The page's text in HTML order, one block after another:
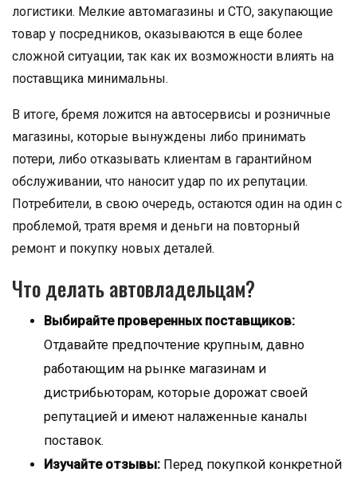
логистики. Мелкие автомагазины и СТО, закупающие
товар у посредников, оказываются в еще более
сложной ситуации, так как их возможности влиять на
поставщика минимальны.
В итоге, бремя ложится на автосервисы и розничные
магазины, которые вынуждены либо принимать
потери, либо отказывать клиентам в гарантийном
обслуживании, что наносит удар по их репутации.
Потребители, в свою очередь, остаются один на один с
проблемой, тратя время и деньги на повторный
ремонт и покупку новых деталей.
Что делать автовладельцам?
Выбирайте проверенных поставщиков:
Отдавайте предпочтение крупным, давно
работающим на рынке магазинам и
дистрибьюторам, которые дорожат своей
репутацией и имеют налаженные каналы
поставок.
Изучайте отзывы: Перед покупкой конкретной